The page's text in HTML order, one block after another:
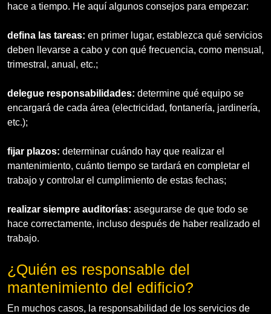
hace a tiempo. He aquí algunos consejos para empezar:
defina las tareas: en primer lugar, establezca qué servicios
deben llevarse a cabo y con qué frecuencia, como mensual,
trimestral, anual, etc.;
delegue responsabilidades: determine qué equipo se
encargará de cada área (electricidad, fontanería, jardinería,
etc.);
fijar plazos: determinar cuándo hay que realizar el
mantenimiento, cuánto tiempo se tardará en completar el
trabajo y controlar el cumplimiento de estas fechas;
realizar siempre auditorías: asegurarse de que todo se
hace correctamente, incluso después de haber realizado el
trabajo.
¿Quién es responsable del
mantenimiento del edificio?
En muchos casos, la responsabilidad de los servicios de